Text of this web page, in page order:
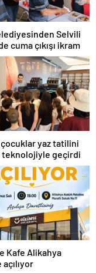
Selvili
cuma çıkışı ikram
çocuklar yaz tatilini
teknolojiyle geçirdi
Kafe Alikahya